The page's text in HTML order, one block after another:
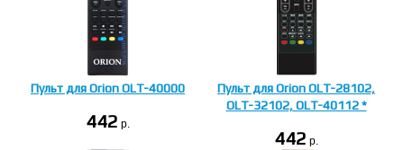
Пульт для Orion OLT-40000
442 p.
Пульт для Orion OLT-28102,
OLT-32102, OLT-40112 *
442 p.